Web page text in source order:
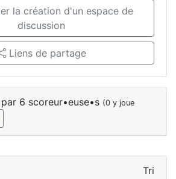
la création d'un espace de
discussion
Liens de partage
6 scoreur•euse•s (0 y joue
Tri